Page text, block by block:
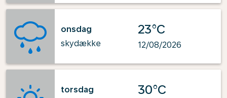
onsdag
skydække
23°C
12/08/2026
torsdag
30°C